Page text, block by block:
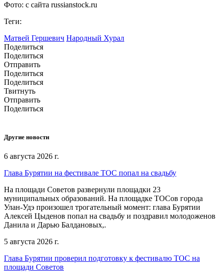
Фото: с сайта russianstock.ru
Теги:
Матвей Гершевич Народный Хурал
Поделиться
Поделиться
Отправить
Поделиться
Поделиться
Твитнуть
Отправить
Поделиться
Другие новости
6 августа 2026 г.
Глава Бурятии на фестивале ТОС попал на свадьбу
На площади Советов развернули площадки 23
муниципальных образований. На площадке ТОСов города
Улан-Удэ произошел трогательный момент: глава Бурятии
Алексей Цыденов попал на свадьбу и поздравил молодоженов
Данила и Дарью Балдановых,.
5 августа 2026 г.
Глава Бурятии проверил подготовку к фестивалю ТОС на
площади Советов